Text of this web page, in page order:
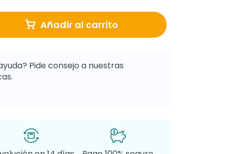
Añadir al carrito
Pide consejo a nuestras